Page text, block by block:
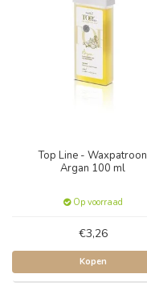
Top Line - Waxpatroon
Argan 100 ml
Op voorraad
€3,26
Kopen